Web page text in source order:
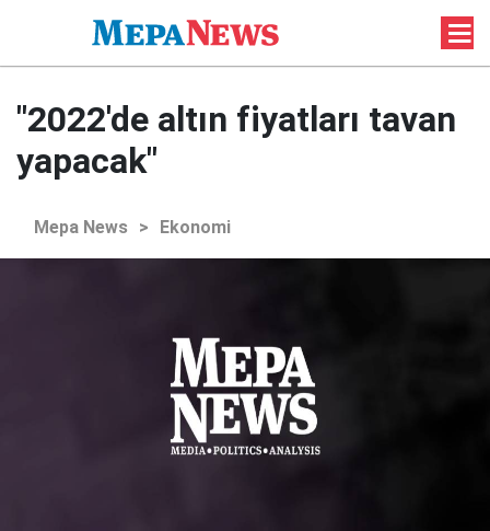
"2022'de altın fiyatları tavan
yapacak"
Mepa News > Ekonomi